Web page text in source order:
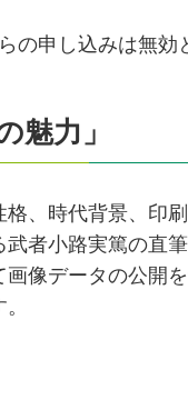
の申し込みは無効
魅力」
、時代背景、印
者小路実篤の直
像データの公開